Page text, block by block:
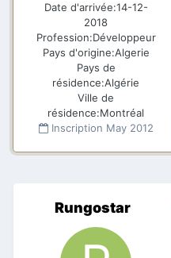
Date d'arrivée:14-12-
2018
Profession:Développeur
Pays d'origine:Algerie
Pays de
résidence:Algérie
Ville de
résidence:Montréal
Inscription May 2012
Rungostar